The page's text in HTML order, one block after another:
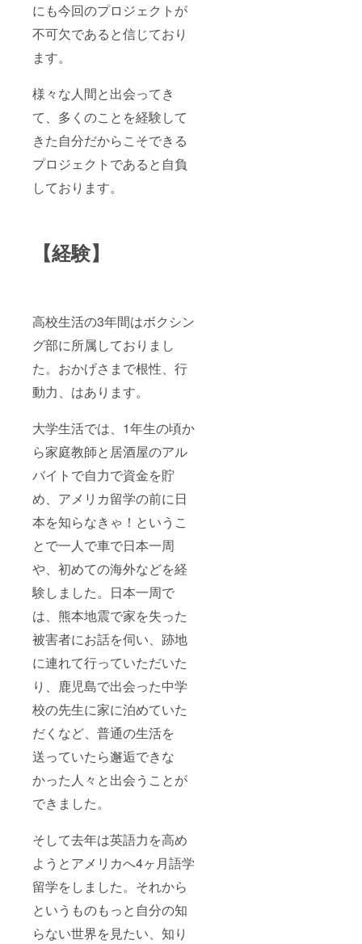
にも今回のプロジェクトが
不可欠であると信じており
ます。
様々な人間と出会ってき
て、多くのことを経験して
きた自分だからこそできる
プロジェクトであると自負
しております。
【経験】
高校生活の3年間はボクシン
グ部に所属しておりまし
た。おかげさまで根性、行
動力、はあります。
大学生活では、1年生の頃か
ら家庭教師と居酒屋のアル
バイトで自力で資金を貯
め、アメリカ留学の前に日
本を知らなきゃ！というこ
とで一人で車で日本一周
や、初めての海外などを経
験しました。日本一周で
は、熊本地震で家を失った
被害者にお話を伺い、跡地
に連れて行っていただいた
り、鹿児島で出会った中学
校の先生に家に泊めていた
だくなど、普通の生活を
送っていたら邂逅できな
かった人々と出会うことが
できました。
そして去年は英語力を高め
ようとアメリカへ4ヶ月語学
留学をしました。それから
というものもっと自分の知
らない世界を見たい、知り